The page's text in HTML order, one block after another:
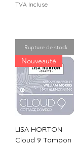
TVA Incluse
Rupture de stock
Nouveauté
LISA HORTON
Cloud 9 Tampon